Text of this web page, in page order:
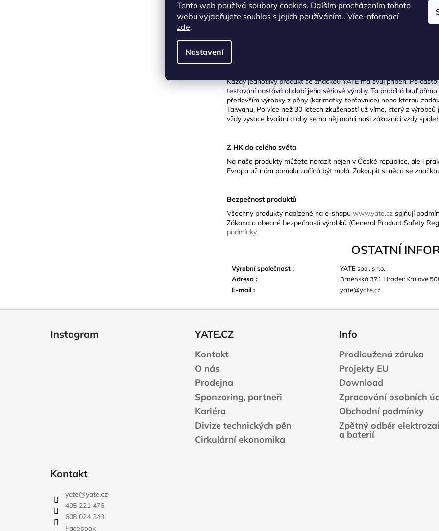
Tento web používá soubory cookies. Dalším procházením tohoto
webu vyjadřujete souhlas s jejich používáním.. Více informací
zde.
Nastavení
nárokům našich zákazníků.
Každý jednotlivý produkt se značkou YATE má svůj příběh. Po
testování nastává období jeho sériové výroby. Ta probíhá buď
především výrobky z pěny (karimatky, terčovnice) nebo kterou
Taiwanu. Po více než 30 letech zkušeností už víme, který z
vždy vysoce kvalitní a aby se na něj mohli naši zákazníci vždy
Z HK do celého světa
Na naše produkty můžete narazit nejen v České republice, ale i
Evropa už nám pomalu začíná být malá. Zakoupit si něco se
Bezpečnost produktů
Všechny produkty nabízené na e-shopu www.yate.cz splňují
Zákona o obecné bezpečnosti výrobků (General Product Safety
podmínky.
OSTATNÍ
Výrobní společnost :
YATE spol. s r.o.
Adresa :
Brněnská 371 Hradec Králové
E-mail : yate@yate.cz
Instagram YATE.CZ
Kontakt
O nás
Prodejna
Sponzoring, partneři
Kariéra
Divize technických pěn
Cirkulární ekonomika
Info
Prodloužená záruka
Projekty EU
Download
Zpracování osobních
Obchodní podmínky
Zpětný odběr
a baterií
Kontakt
yate@yate.cz
495 221 476
608 024 349
Facebook